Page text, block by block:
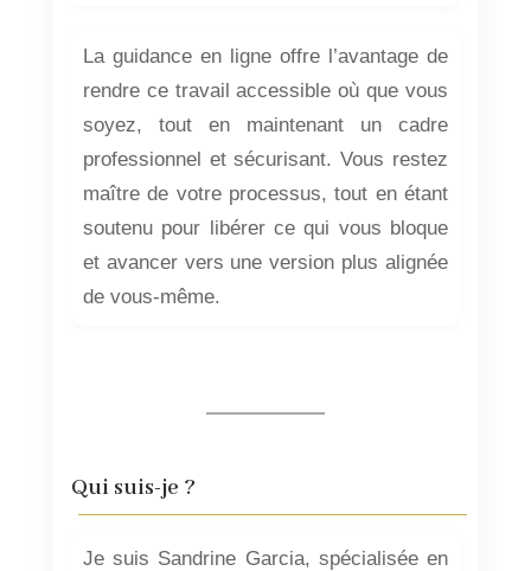
La guidance en ligne offre l’avantage de
rendre ce travail accessible où que vous
soyez, tout en maintenant un cadre
professionnel et sécurisant. Vous restez
maître de votre processus, tout en étant
soutenu pour libérer ce qui vous bloque
et avancer vers une version plus alignée
de vous-même.
Qui suis-je ?
Je suis Sandrine Garcia, spécialisée en